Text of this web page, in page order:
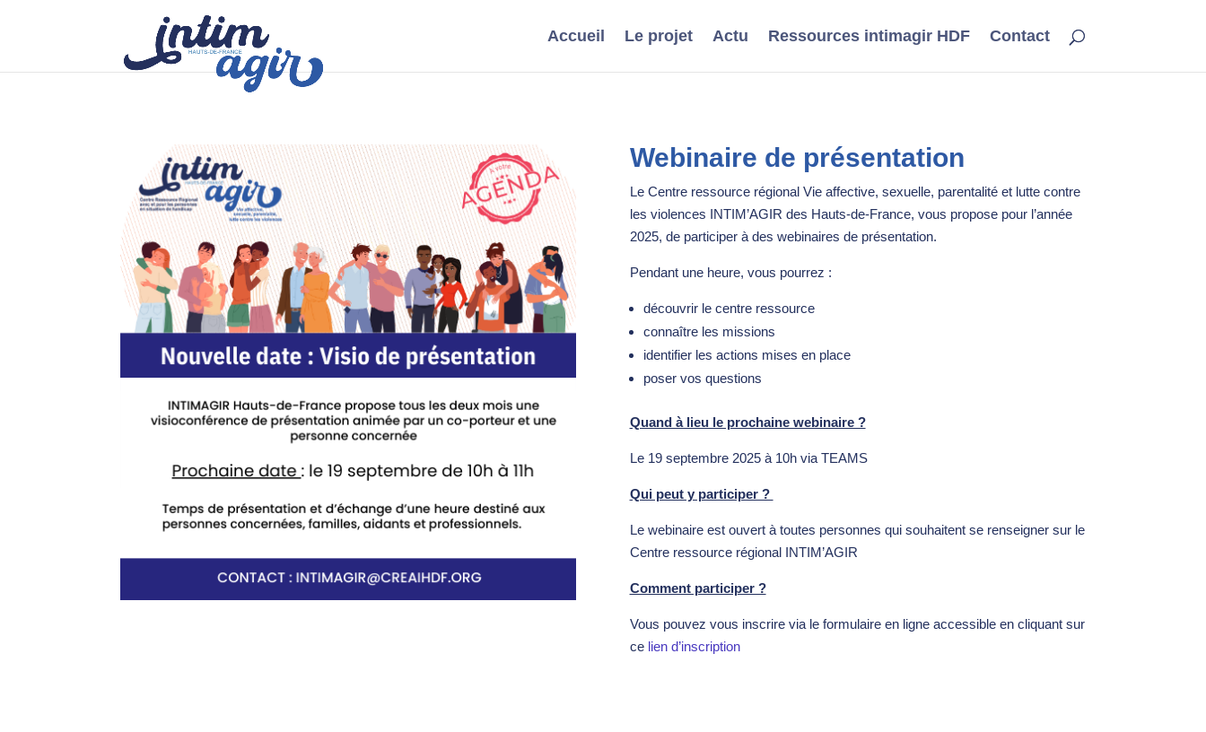
Accueil Le projet Actu Ressources intimagir HDF Contact
Webinaire de présentation
Le Centre ressource régional Vie affective, sexuelle, parentalité et lutte contre
les violences INTIM’AGIR des Hauts-de-France, vous propose pour l’année
2025, de participer à des webinaires de présentation.
Pendant une heure, vous pourrez :
découvrir le centre ressource
connaître les missions
identifier les actions mises en place
poser vos questions
Quand à lieu le prochaine webinaire ?
Le 19 septembre 2025 à 10h via TEAMS
Qui peut y participer ?
Le webinaire est ouvert à toutes personnes qui souhaitent se renseigner sur le
Centre ressource régional INTIM’AGIR
Comment participer ?
Vous pouvez vous inscrire via le formulaire en ligne accessible en cliquant sur
ce lien d’inscription